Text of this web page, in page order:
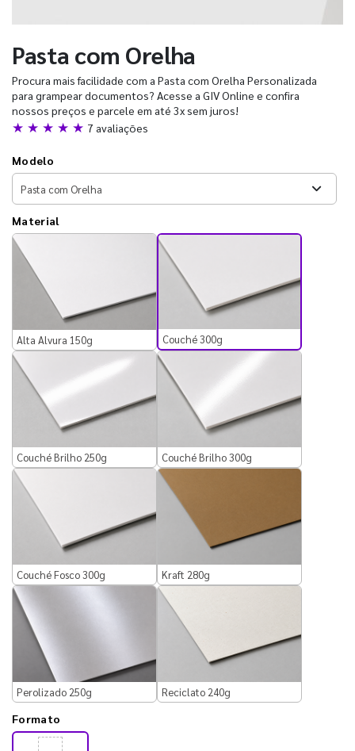
Pasta com Orelha
Procura mais facilidade com a Pasta com Orelha Personalizada
para grampear documentos? Acesse a GIV Online e confira
nossos preços e parcele em até 3x sem juros!
★ ★ ★ ★ ★ 7 avaliações
Modelo
Material
Alta Alvura 150g Couché 300g
Couché Brilho 250g Couché Brilho 300g
Couché Fosco 300g Kraft 280g
Perolizado 250g Reciclato 240g
Formato